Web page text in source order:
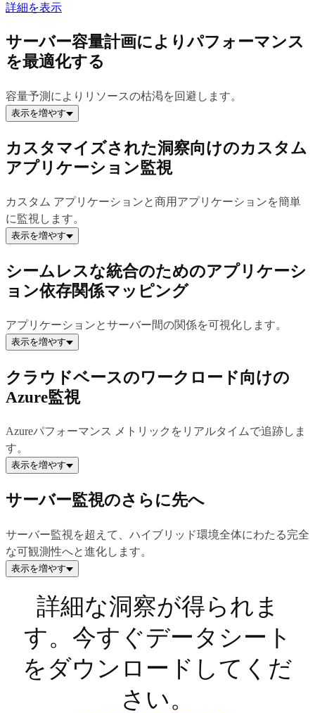
詳細を表示
サーバー容量計画によりパフォーマンス
を最適化する
容量予測によりリソースの枯渇を回避します。
表示を増やす
カスタマイズされた洞察向けのカスタム
アプリケーション監視
カスタム アプリケーションと商用アプリケーションを簡単
に監視します。
表示を増やす
シームレスな統合のためのアプリケーシ
ョン依存関係マッピング
アプリケーションとサーバー間の関係を可視化します。
表示を増やす
クラウドベースのワークロード向けの
Azure監視
Azureパフォーマンス メトリックをリアルタイムで追跡しま
す。
表示を増やす
サーバー監視のさらに先へ
サーバー監視を超えて、ハイブリッド環境全体にわたる完全
な可観測性へと進化します。
表示を増やす
詳細な洞察が得られま
す。今すぐデータシート
をダウンロードしてくだ
さい。